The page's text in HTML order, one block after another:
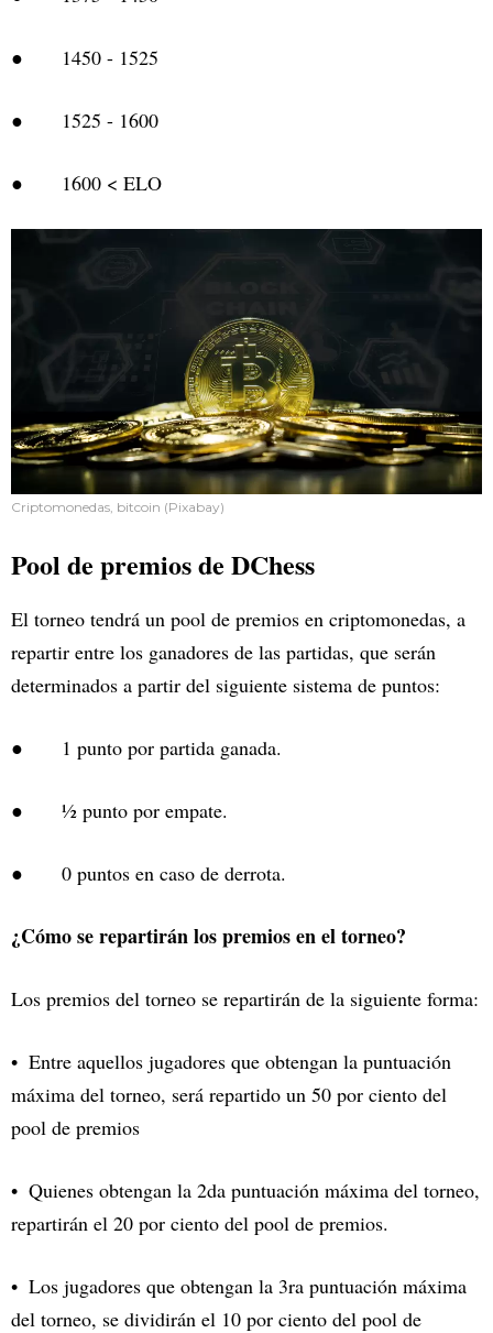
● 1450 - 1525
● 1525 - 1600
● 1600 < ELO
Criptomonedas, bitcoin (Pixabay)
Pool de premios de DChess
El torneo tendrá un pool de premios en criptomonedas, a
repartir entre los ganadores de las partidas, que serán
determinados a partir del siguiente sistema de puntos:
● 1 punto por partida ganada.
● ½ punto por empate.
● 0 puntos en caso de derrota.
¿Cómo se repartirán los premios en el torneo?
Los premios del torneo se repartirán de la siguiente forma:
Entre aquellos jugadores que obtengan la puntuación
máxima del torneo, será repartido un 50 por ciento del
pool de premios
Quienes obtengan la 2da puntuación máxima del torneo,
repartirán el 20 por ciento del pool de premios.
Los jugadores que obtengan la 3ra puntuación máxima
del torneo, se dividirán el 10 por ciento del pool de